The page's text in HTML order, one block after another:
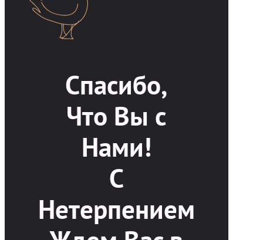
Спасибо,
Что Вы с
Нами!
С
Нетерпением